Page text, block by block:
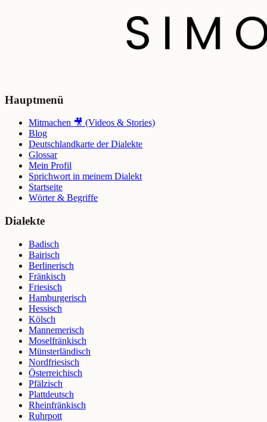
Hauptmenü
Mitmachen 🎥 (Videos & Stories)
Blog
Deutschlandkarte der Dialekte
Glossar
Mein Profil
Sprichwort in meinem Dialekt
Startseite
Wörter & Begriffe
Dialekte
Badisch
Bairisch
Berlinerisch
Fränkisch
Friesisch
Hamburgerisch
Hessisch
Kölsch
Mannemerisch
Moselfränkisch
Münsterländisch
Nordfriesisch
Österreichisch
Pfälzisch
Plattdeutsch
Rheinfränkisch
Ruhrpott